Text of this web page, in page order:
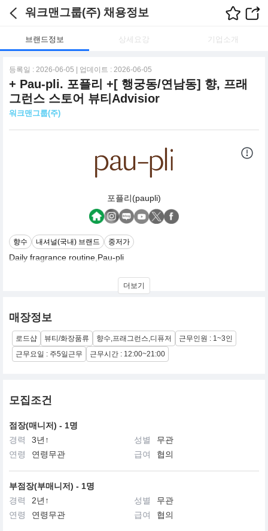
워크맨그룹(주) 채용정보
브랜드정보 상세요강 기업소개
등록일 : 2026-06-05 | 업데이트 : 2026-06-05
+ Pau-pli. 포플리 +[ 행궁동/연남동] 향, 프래
그런스 스토어 뷰티Advisior
워크맨그룹(주)
포플리(paupli)
향수 내셔널(국내) 브랜드 중저가
Daily fragrance routine,Pau-pli
우리는 본능적으로 편안하고 기분 좋은 향기를 선호합니다.
포플리는 눈으로 직접 볼 수 없어 더욱 선명하게 기억되고
더보기
매장정보
로드샵 뷰티/화장품류 향수,프래그런스,디퓨저
근무인원 : 1~3인
근무요일 : 주5일근무
근무시간 : 12:00~21:00
모집조건
점장(매니저) - 1명
경력
3년↑ 성별
무관
연령
연령무관 급여 협의
부점장(부매니저) - 1명
경력
2년↑ 성별
무관
연령
연령무관 급여 협의